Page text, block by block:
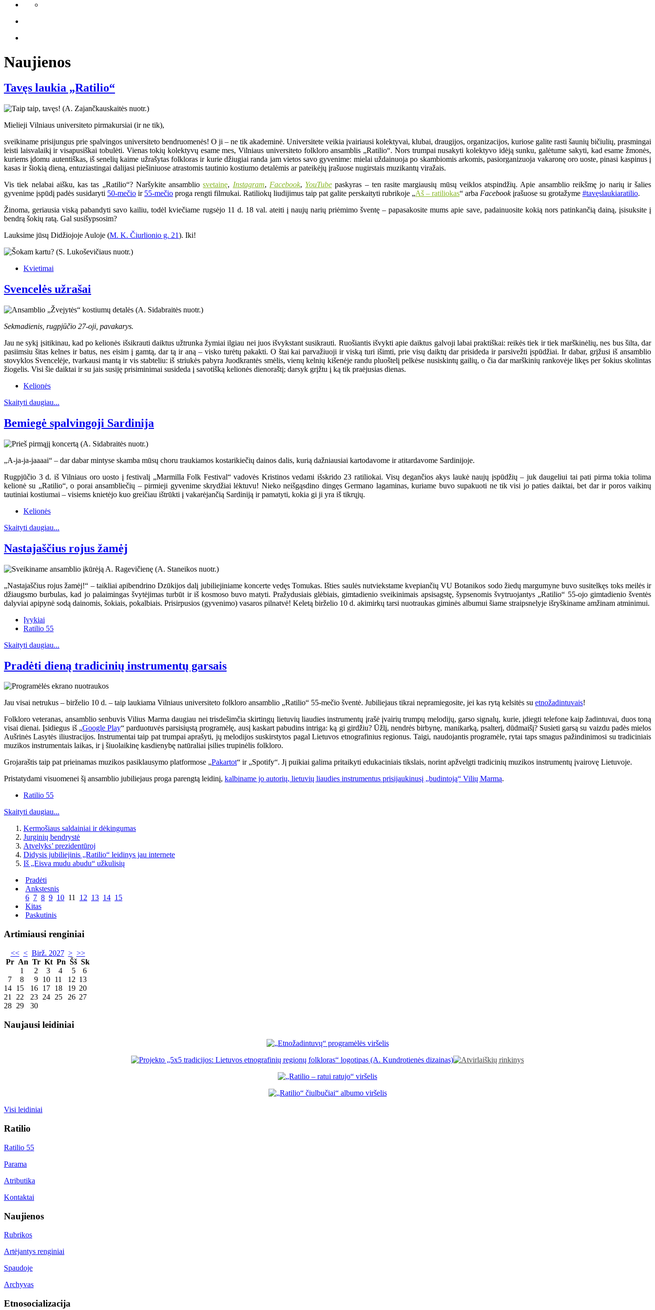
Naujienos
Tavęs laukia „Ratilio“
Mielieji Vilniaus universiteto pirmakursiai (ir ne tik),
sveikiname prisijungus prie spalvingos universiteto bendruomenės! O ji – ne tik akademinė. Universitete veikia įvairiausi kolektyvai, klubai, draugijos, organizacijos, kuriose galite rasti šaunių bičiulių, prasmingai
leisti laisvalaikį ir visapusiškai tobulėti. Vienas tokių kolektyvų esame mes, Vilniaus universiteto folkloro ansamblis „Ratilio“. Nors trumpai nusakyti kolektyvo idėją sunku, galėtume sakyti, kad esame žmonės,
kuriems įdomu autentiškas, iš senelių kaime užrašytas folkloras ir kurie džiugiai randa jam vietos savo gyvenime: mielai uždainuoja po skambiomis arkomis, pasiorganizuoja vakaronę oro uoste, pinasi kaspinus į
kasas ir šiokią dieną, entuziastingai dalijasi piešiniuose atrastomis tautinio kostiumo detalėmis ar pateikėjų įrašuose nugirstais muzikantų viražais.
Vis tiek nelabai aišku, kas tas „Ratilio“? Naršykite ansambliosvetainę, Instagram, Facebook, YouTube paskyras – ten rasite margiausių mūsų veiklos atspindžių. Apie ansamblio reikšmę jo narių ir šalies
gyvenime įspūdį padės susidaryti 50-mečio ir 55-mečio proga rengti filmukai. Ratiliokų liudijimus taip pat galite perskaityti rubrikoje „Aš – ratiliokas“ arba Facebookįrašuose su grotažyme #tavęslaukiaratilio.
Žinoma, geriausia viską pabandyti savo kailiu, todėl kviečiame rugsėjo 11 d. 18 val. ateiti į naujų narių priėmimo šventę – papasakosite mums apie save, padainuosite kokią nors patinkančią dainą, įsisuksite į
bendrą šokių ratą. Gal susišypsosim?
Lauksime jūsų Didžiojoje Auloje (M. K. Čiurlionio g. 21). Iki!
Kvietimai
Svencelės užrašai
Sekmadienis, rugpjūčio 27-oji, pavakarys.
Jau ne sykį įsitikinau, kad po kelionės išsikrauti daiktus užtrunka žymiai ilgiau nei juos išvykstant susikrauti. Ruošiantis išvykti apie daiktus galvoji labai praktiškai: reikės tiek ir tiek marškinėlių, nes bus šilta, dar
pasiimsiu šitas kelnes ir batus, nes eisim į gamtą, dar tą ir aną – visko turėtų pakakti. O štai kai parvažiuoji ir viską turi išimti, prie visų daiktų dar prisideda ir parsivežti įspūdžiai. Ir dabar, grįžusi iš ansamblio
stovyklos Svencelėje, tvarkausi mantą ir vis stabteliu: iš striukės pabyra Juodkrantės smėlis, vienų kelnių kišenėje randu pluoštelį pelkėse nusiskintų gailių, o čia dar marškinių rankovėje likęs per šokius skolintas
žiogelis. Visi šie daiktai ir su jais susiję prisiminimai susideda į savotišką kelionės dienoraštį; darsyk grįžtu į ką tik praėjusias dienas.
Kelionės
Skaityti daugiau...
Bemiegė spalvingoji Sardinija
„A-ja-ja-jaaaai“ – dar dabar mintyse skamba mūsų choru traukiamos kostarikiečių dainos dalis, kurią dažniausiai kartodavome ir atitardavome Sardinijoje.
Rugpjūčio 3 d. iš Vilniaus oro uosto į festivalį „Marmilla Folk Festival“ vadovės Kristinos vedami išskrido 23 ratiliokai. Visų degančios akys laukė naujų įspūdžių – juk daugeliui tai pati pirma tokia tolima
kelionė su „Ratilio“, o porai ansambliečių – pirmieji gyvenime skrydžiai lėktuvu! Nieko neišgąsdino dingęs Germano lagaminas, kuriame buvo supakuoti ne tik visi jo paties daiktai, bet dar ir poros vaikinų
tautiniai kostiumai – visiems knietėjo kuo greičiau ištrūkti į vakarėjančią Sardiniją ir pamatyti, kokia gi ji yra iš tikrųjų.
Kelionės
Skaityti daugiau...
Nastajaščius rojus žamėj
„Nastajaščius rojus žamėj!“ – taikliai apibendrino Dzūkijos dalį jubiliejiniame koncerte vedęs Tomukas. Išties saulės nutviekstame kvepiančių VU Botanikos sodo žiedų margumyne buvo susitelkęs toks meilės ir
džiaugsmo burbulas, kad jo palaimingas švytėjimas turbūt ir iš kosmoso buvo matyti. Pražydusiais glėbiais, gimtadienio sveikinimais apsisagstę, šypsenomis švytruojantys „Ratilio“ 55-ojo gimtadienio šventės
dalyviai apipynė sodą dainomis, šokiais, pokalbiais. Prisirpusios (gyvenimo) vasaros pilnatvė! Keletą birželio 10 d. akimirkų tarsi nuotraukas giminės albumui šiame straipsnelyje išryškiname amžinam atminimui.
Įvykiai
Ratilio 55
Skaityti daugiau...
Pradėti dieną tradicinių instrumentų garsais
Jau visai netrukus – birželio 10 d. – taip laukiama Vilniaus universiteto folkloro ansamblio „Ratilio“ 55-mečio šventė. Jubiliejaus tikrai nepramiegosite, jei kas rytą kelsitės su etnožadintuvais!
Folkloro veteranas, ansamblio senbuvis Vilius Marma daugiau nei trisdešimčia skirtingų lietuvių liaudies instrumentų įrašė įvairių trumpų melodijų, garso signalų, kurie, įdiegti telefone kaip žadintuvai, duos toną
visai dienai. Įsidiegus iš „Google Play“ parduotuvės parsisiųstą programėlę, ausį kaskart pabudins intriga: ką gi girdžiu? Ūžlį, nendrės birbynę, manikarką, psalterį, dūdmaišį? Susieti garsą su vaizdu padės mielos
Aušrinės Lasytės iliustracijos. Instrumentai taip pat trumpai aprašyti, jų melodijos suskirstytos pagal Lietuvos etnografinius regionus. Taigi, naudojantis programėle, rytai taps smagus pažindinimosi su tradiciniais
muzikos instrumentais laikas, ir į šiuolaikinę kasdienybę natūraliai įsilies trupinėlis folkloro.
Grojaraštis taip pat prieinamas muzikos pasiklausymo platformose „Pakartot“ ir „Spotify“. Jį puikiai galima pritaikyti edukaciniais tikslais, norint apžvelgti tradicinių muzikos instrumentų įvairovę Lietuvoje.
Pristatydami visuomenei šį ansamblio jubiliejaus proga parengtą leidinį, kalbiname jo autorių, lietuvių liaudies instrumentus prisijaukinusį „budintoją“ Vilių Marmą.
Ratilio 55
Skaityti daugiau...
Kermošiaus saldainiai ir dėkingumas
Jurginių bendrystė
Atvelyks’ prezidentūroj
Didysis jubiliejinis „Ratilio“ leidinys jau internete
Iš „Eisva mudu abudu“ užkulisių
Pradėti
Ankstesnis
6 7 8 9 10 11 12 13 14 15
Kitas
Paskutinis
Artimiausi renginiai
<< < Birž. 2027 > >>
Pr An Tr Kt Pn Šš Sk
1
2 3 4 5
6
7
8 9 10 11 12 13
14 15 16 17 18 19 20
21
22 23 24 25 26 27
28 29 30
Naujausi leidiniai
Visi leidiniai
Ratilio
Ratilio 55
Parama
Atributika
Kontaktai
Naujienos
Rubrikos
Artėjantys renginiai
Spaudoje
Archyvas
Etnosocializacija